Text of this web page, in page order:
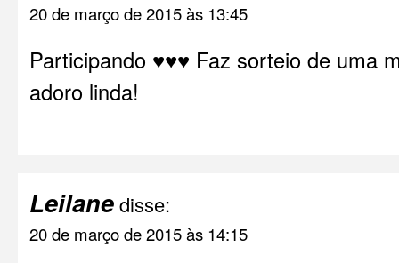
20 de março de 2015 às 13:45
Participando ♥♥♥ Faz sorteio de uma
adoro linda!
Leilanedisse:
20 de março de 2015 às 14:15